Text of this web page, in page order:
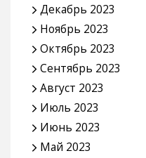
Декабрь 2023
Ноябрь 2023
Октябрь 2023
Сентябрь 2023
Август 2023
Июль 2023
Июнь 2023
Май 2023